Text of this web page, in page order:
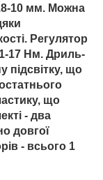
10 мм. Можна
Регулятор
17 Нм. Дриль-
підсвітку, що
що
- два
довгої
- всього 1